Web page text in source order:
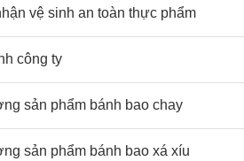
vệ sinh an toàn thực phẩm
công ty
sản phẩm bánh bao chay
sản phẩm bánh bao xá xíu